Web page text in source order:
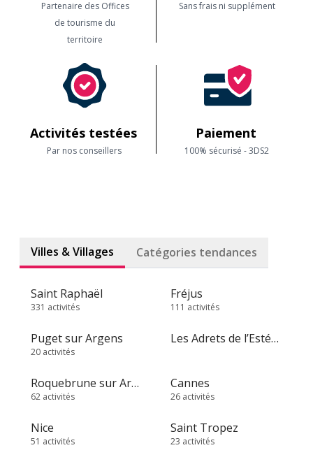
Partenaire des Offices
de tourisme du
territoire
Sans frais ni supplément
Activités testées
Par nos conseillers
Paiement
100% sécurisé - 3DS2
Villes & Villages Catégories tendances
Saint Raphaël
331 activités
Fréjus
111 activités
Puget sur Argens
20 activités
Les Adrets de l’Estérel
Roquebrune sur Argens
62 activités
Cannes
26 activités
Nice
51 activités
Saint Tropez
23 activités